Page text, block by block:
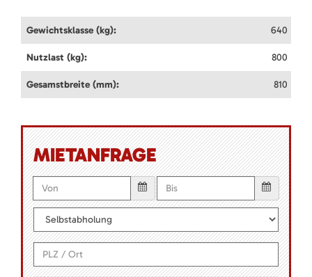
Gewichtsklasse (kg): 640
Nutzlast (kg): 800
Gesamstbreite (mm): 810
MIETANFRAGE